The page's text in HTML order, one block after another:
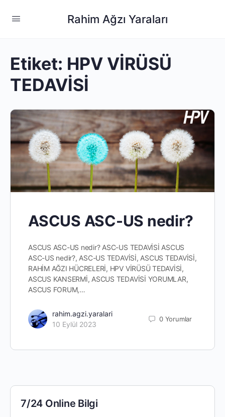
Rahim Ağzı Yaraları
Etiket: HPV VİRÜSÜ
TEDAVİSİ
ASCUS ASC-US nedir?
ASCUS ASC-US nedir? ASC-US TEDAVİSİ ASCUS
ASC-US nedir?, ASC-US TEDAVİSİ, ASCUS TEDAVİSİ,
RAHİM AĞZI HÜCRELERİ, HPV VİRÜSÜ TEDAVİSİ,
ASCUS KANSERMİ, ASCUS TEDAVİSİ YORUMLAR,
ASCUS FORUM,…
rahim.agzi.yaralari
10 Eylül 2023
0 Yorumlar
7/24 Online Bilgi